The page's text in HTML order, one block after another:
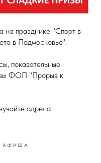
на празднике "Спорт в
в Подмосковье".
показательные
ФОП "Прорыв к
адреса
АФИША